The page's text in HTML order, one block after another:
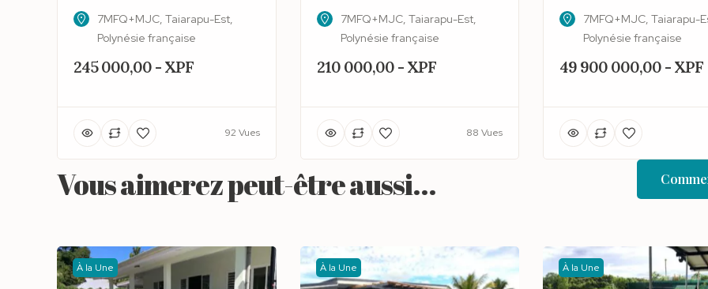
7MFQ+MJC, Taiarapu-Est,
Polynésie française
245 000,00 - XPF
92 Vues
7MFQ+MJC, Taiarapu-Est,
Polynésie française
210 000,00 - XPF
88 Vues
7MFQ+MJC, Taiarapu-
Polynésie française
49 900 000,00 - XPF
Vous aimerez peut-être aussi...
À la Une À la Une À la Une